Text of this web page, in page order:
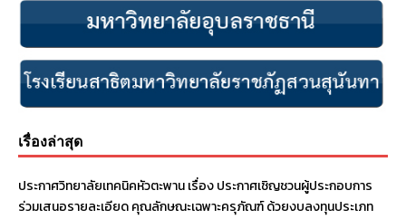
เรื่องล่าสุด
ประกาศวิทยาลัยเทคนิคหัวตะพาน เรื่อง ประกาศเชิญชวนผู้ประกอบการ
ร่วมเสนอรายละเอียด คุณลักษณะเฉพาะครุภัณฑ์ ด้วยงบลงทุนประเภท